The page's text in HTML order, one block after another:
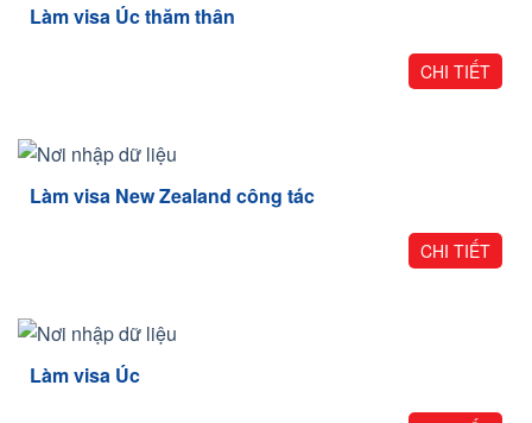
Làm visa Úc thăm thân
CHI TIẾT
Làm visa New Zealand công tác
CHI TIẾT
Làm visa Úc